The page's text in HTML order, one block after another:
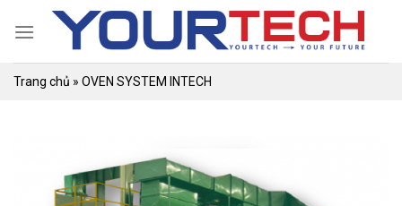
Trang chủ » OVEN SYSTEM INTECH